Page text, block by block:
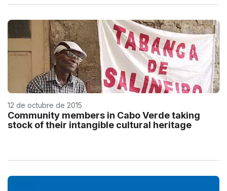
12 de octubre de 2015
Community members in Cabo Verde taking
stock of their intangible cultural heritage